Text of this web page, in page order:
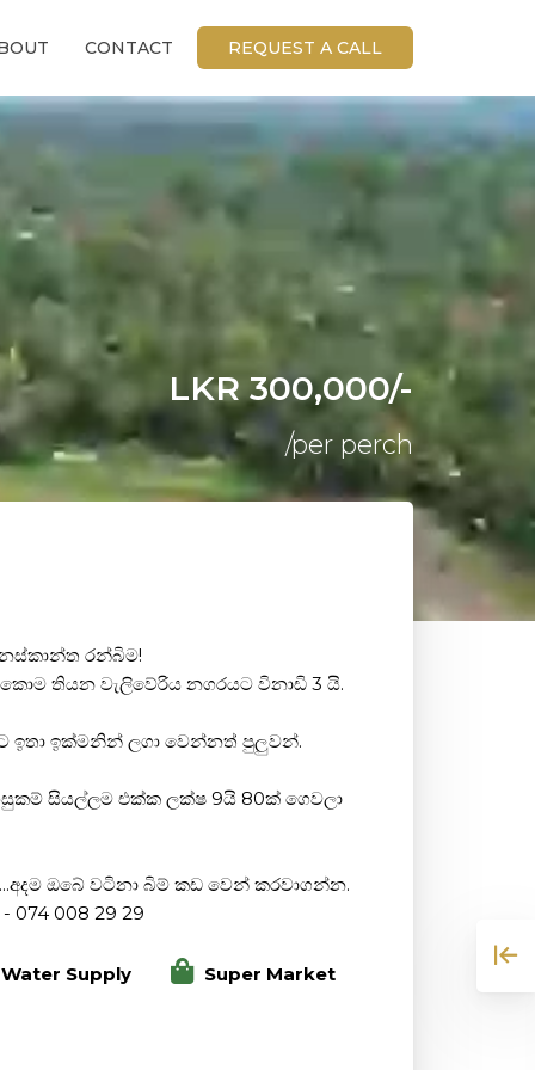
CONTACT REQUEST A CALL
LKR 300,000/-
/per perch
රන්බිම!
තියන වැලිවේරිය නගරයට විනාඩි 3 යි.
ඉතා ඉක්මනින් ලගා වෙන්නත් පුලුවන්.
සියල්ලම එක්ක ලක්ෂ 9යි 80ක් ගෙවලා
ඔබේ වටිනා බිම් කඩ වෙන් කරවාගන්න.
074 008 29 29
Water Supply Super Market